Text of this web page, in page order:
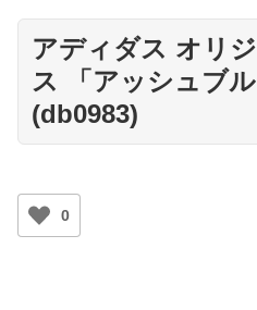
アディダス オリ
ス 「アッシュブル
(db0983)
0